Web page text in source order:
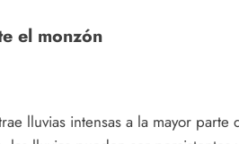
el monzón
lluvias intensas a la mayor